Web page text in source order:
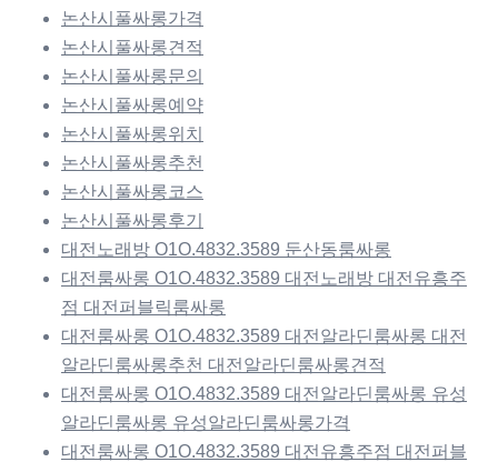
논산시풀싸롱가격
논산시풀싸롱견적
논산시풀싸롱문의
논산시풀싸롱예약
논산시풀싸롱위치
논산시풀싸롱추천
논산시풀싸롱코스
논산시풀싸롱후기
대전노래방 O1O.4832.3589 둔산동룸싸롱
대전룸싸롱 O1O.4832.3589 대전노래방 대전유흥주
점 대전퍼블릭룸싸롱
대전룸싸롱 O1O.4832.3589 대전알라딘룸싸롱 대전
알라딘룸싸롱추천 대전알라딘룸싸롱견적
대전룸싸롱 O1O.4832.3589 대전알라딘룸싸롱 유성
알라딘룸싸롱 유성알라딘룸싸롱가격
대전룸싸롱 O1O.4832.3589 대전유흥주점 대전퍼블